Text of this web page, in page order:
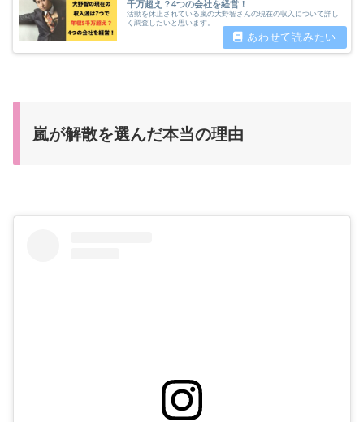
千万超え？4つの会社を経営！
活動を休止されている嵐の大野智さんの現在の収入について詳し
く調査したいと思います。
嵐が解散を選んだ本当の理由